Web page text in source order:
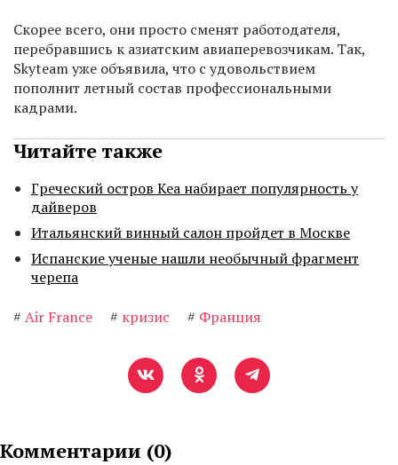
Скорее всего, они просто сменят работодателя,
перебравшись к азиатским авиаперевозчикам. Так,
Skyteam уже объявила, что с удовольствием
пополнит летный состав профессиональными
кадрами.
Читайте также
Греческий остров Кеа набирает популярность у
дайверов
Итальянский винный салон пройдет в Москве
Испанские ученые нашли необычный фрагмент
черепа
# Air France # кризис # Франция
Комментарии (0)